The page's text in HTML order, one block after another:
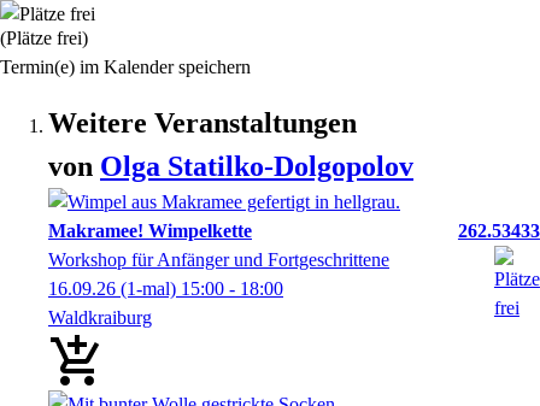
(Plätze frei)
Termin(e) im Kalender speichern
Weitere Veranstaltungen
von Olga Statilko-Dolgopolov
Makramee! Wimpelkette
262.53433
Workshop für Anfänger und Fortgeschrittene
16.09.26 (1-mal) 15:00 - 18:00
Waldkraiburg